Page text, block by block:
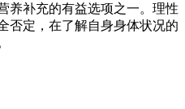
养补充的有益选项之一。理性
否定，在了解自身身体状况的